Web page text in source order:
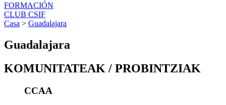
FORMACIÓN
CLUB CSIF
Casa > Guadalajara
Guadalajara
KOMUNITATEAK / PROBINTZIAK
CCAA